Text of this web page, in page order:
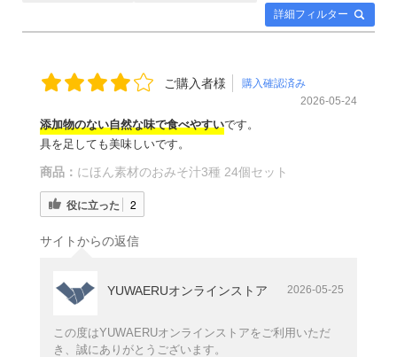
詳細フィルター
ご購入者様
購入確認済み
2026-05-24
添加物のない自然な味で食べやすいです。
具を足しても美味しいです。
商品： にほん素材のおみそ汁3種 24個セット
役に立った 2
サイトからの返信
YUWAERUオンラインストア 2026-05-25
この度はYUWAERUオンラインストアをご利用いただ
き、誠にありがとうございます。